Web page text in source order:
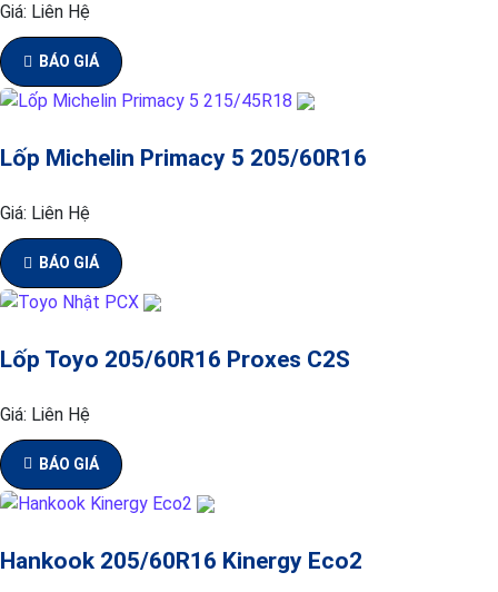
Giá: Liên Hệ
BÁO GIÁ
Lốp Michelin Primacy 5 205/60R16
Giá: Liên Hệ
BÁO GIÁ
Lốp Toyo 205/60R16 Proxes C2S
Giá: Liên Hệ
BÁO GIÁ
Hankook 205/60R16 Kinergy Eco2